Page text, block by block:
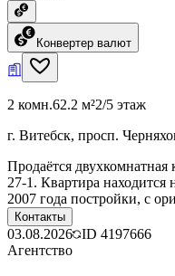
Конвертер валют
2 комн.62.2 м²2/5 этаж
г. Витебск, просп.
Продаётся двухкомнатная
27-1. Квартира
2007 года постройки, с
Контакты
03.08.2026 ID 4197666
Агентство